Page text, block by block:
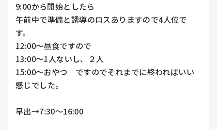
9:00から開始としたら
午前中で準備と誘導のロスありますので4人位で
す。
12:00〜昼食ですので
13:00〜1人ないし、２人
15:00〜おやつ　ですのでそれまでに終わればいい
感じでした。
早出→7:30〜16:00